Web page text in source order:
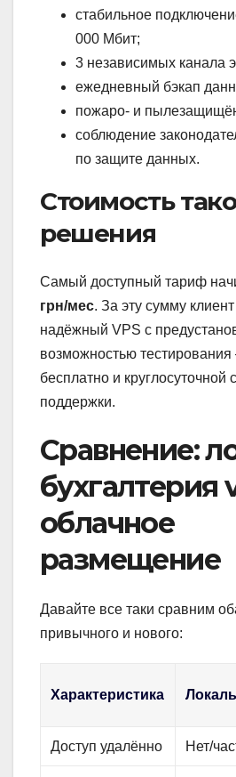
стабильное
000 Мбит;
3 независимых канала
ежедневный бэкап
пожаро- и
соблюдение
по защите данных.
Стоимость
решения
Самый доступный тариф
грн/мес. За эту сумму
надёжный VPS с
возможностью
бесплатно и круглосуточной
поддержки.
Сравнение:
бухгалтерия
облачное
размещение
Давайте все таки сравним
привычного и нового:
Характеристика
Доступ удалённо Нет/